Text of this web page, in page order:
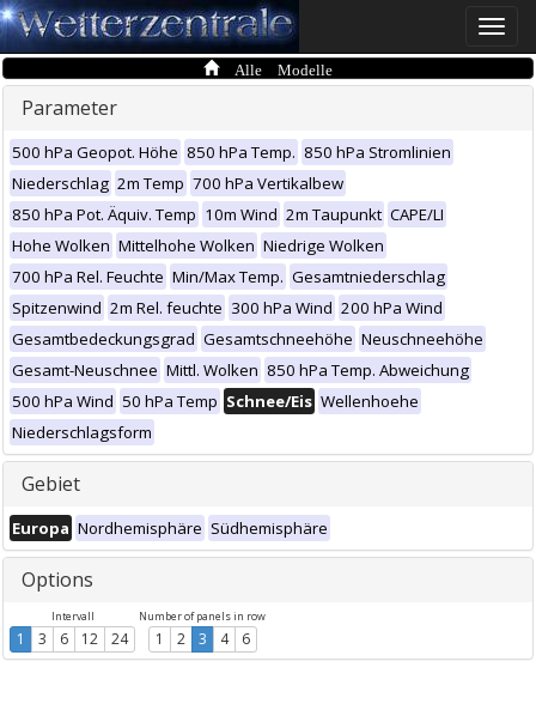
Toggle
Alle Modelle
Parameter
500 hPa Geopot. Höhe 850 hPa Temp. 850 hPa Stromlinien
Niederschlag 2m Temp 700 hPa Vertikalbew
850 hPa Pot. Äquiv. Temp 10m Wind 2m Taupunkt CAPE/LI
Hohe Wolken Mittelhohe Wolken Niedrige Wolken
700 hPa Rel. Feuchte Min/Max Temp. Gesamtniederschlag
Spitzenwind 2m Rel. feuchte 300 hPa Wind 200 hPa Wind
Gesamtbedeckungsgrad Gesamtschneehöhe Neuschneehöhe
Gesamt-Neuschnee Mittl. Wolken 850 hPa Temp. Abweichung
500 hPa Wind 50 hPa Temp Schnee/Eis Wellenhoehe
Niederschlagsform
Gebiet
Europa Nordhemisphäre Südhemisphäre
Options
Intervall
1 3 6 12 24
Number of panels in row
1 2 3 4 6